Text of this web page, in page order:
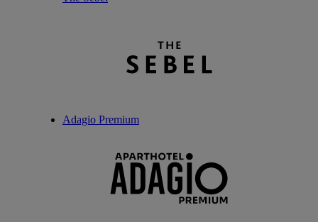
Adagio Premium